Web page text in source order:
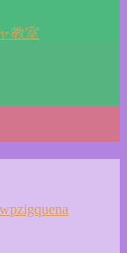
教室
wpzigquena